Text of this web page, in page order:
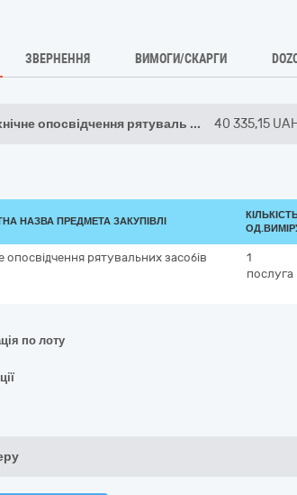
ЗВЕРНЕННЯ ВИМОГИ/СКАРГИ
опосвідчення рятуваль ... 40 335,15 UAH
НАЗВА ПРЕДМЕТА ЗАКУПІВЛІ
опосвідчення рятувальних засобів
1
послуга
по лоту